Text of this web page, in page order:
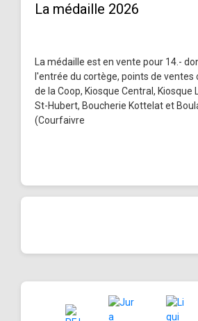
La médaille 2026
La médaille est en vente pour 14.-
l'entrée du cortège, points de ventes
de la Coop, Kiosque Central, Kiosque
St-Hubert, Boucherie Kottelat et
(Courfaivre